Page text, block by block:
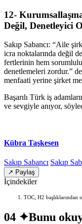
12-
Değil, Denetleyici
Sakıp Sabancı: “Aile
icra noktalarında değil
fertlerinin hem
denetlemeleri zordur.”
menfaati yerine şirket
Başarılı Türk iş
ve sevgiyle anıyor,
Kübra Taşkesen
Sakıp Sabancı Sakıp
↗ Paylaş
İçindekiler
TOC, H2 başlıklarından
04 ✦Bunu